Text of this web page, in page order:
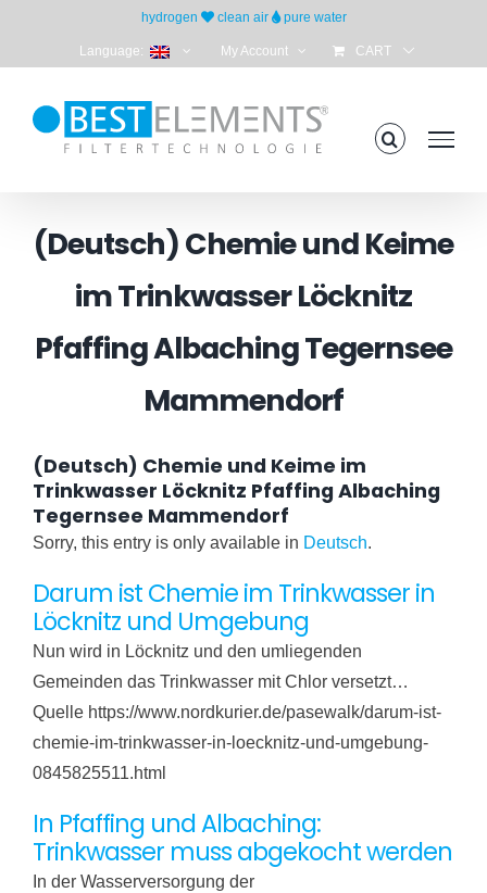
hydrogen clean air pure water
Language: My Account CART
(Deutsch) Chemie und Keime
im Trinkwasser Löcknitz
Pfaffing Albaching Tegernsee
Mammendorf
(Deutsch) Chemie und Keime im
Trinkwasser Löcknitz Pfaffing Albaching
Tegernsee Mammendorf
Sorry, this entry is only available in Deutsch.
Darum ist Chemie im Trinkwasser in
Löcknitz und Umgebung
Nun wird in Löcknitz und den umliegenden
Gemeinden das Trinkwasser mit Chlor versetzt…
Quelle https://www.nordkurier.de/pasewalk/darum-ist-
chemie-im-trinkwasser-in-loecknitz-und-umgebung-
0845825511.html
In Pfaffing und Albaching:
Trinkwasser muss abgekocht werden
In der Wasserversorgung der